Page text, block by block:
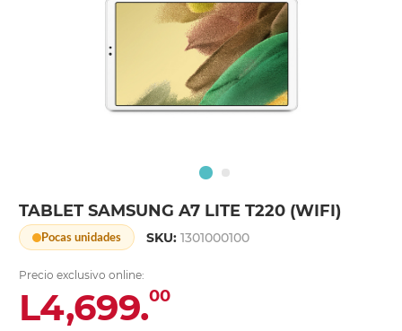
TABLET SAMSUNG A7 LITE T220 (WIFI)
Pocas unidades SKU:1301000100
Precio exclusivo online:
L4,699.00